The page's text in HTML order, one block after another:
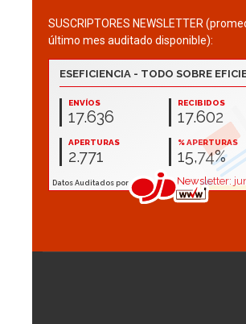
SUSCRIPTORES NEWSLETTER
último mes auditado disponible):